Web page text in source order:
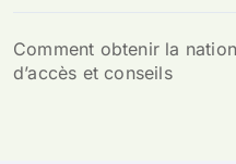
Comment obtenir la
d’accès et conseils